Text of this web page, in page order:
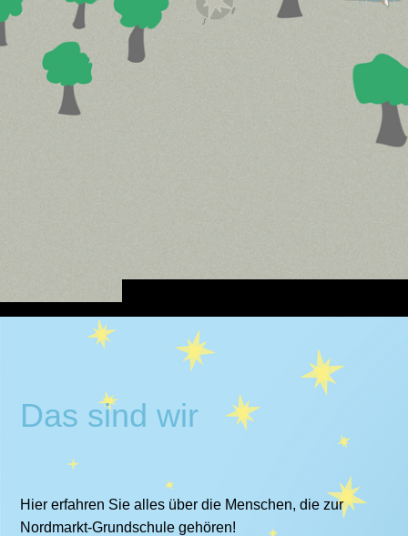
Das sind wir
Hier erfahren Sie alles über die Menschen, die zur
Nordmarkt-Grundschule gehören!